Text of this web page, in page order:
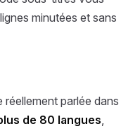
minutées et sans
parlée dans
de 80 langues,